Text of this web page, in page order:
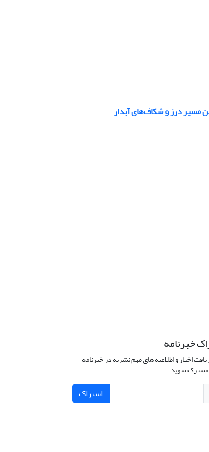
مسیر درز و شکاف‌های آبدار
خبرنامه
اخبار و اطلاعیه های مهم نشریه در خبرنامه
شوید.
اشتراک